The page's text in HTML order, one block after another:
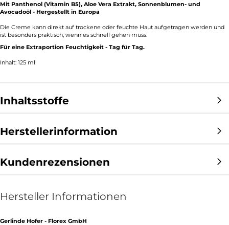
Mit Panthenol (Vitamin B5), Aloe Vera Extrakt, Sonnenblumen- und
Avocadoöl - Hergestellt in Europa
Die Creme kann direkt auf trockene oder feuchte Haut aufgetragen werden und
ist besonders praktisch, wenn es schnell gehen muss.
Für eine Extraportion Feuchtigkeit - Tag für Tag.
Inhalt: 125 ml
Inhaltsstoffe
Herstellerinformation
Kundenrezensionen
Hersteller Informationen
Gerlinde Hofer - Florex GmbH